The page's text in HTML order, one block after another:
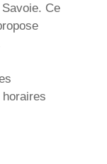
Ce